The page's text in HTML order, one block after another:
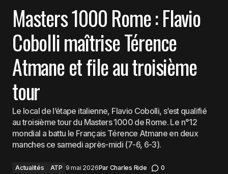
Masters 1000 Rome : Flavio
Cobolli maîtrise Térence
Atmane et file au troisième
tour
Le local de l’étape italienne, Flavio Cobolli, s’est qualifié
au troisième tour du Masters 1000 de Rome. Le n°12
mondial a battu le Français Térence Atmane en deux
manches ce samedi après-midi (7-6, 6-3).
Actualités ATP 9 mai 2026Par Charles Ride 0